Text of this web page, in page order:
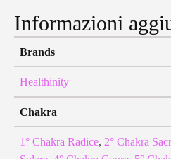
Informazioni
Brands
Healthinity
Chakra
1° Chakra Radice, 2° Chakra